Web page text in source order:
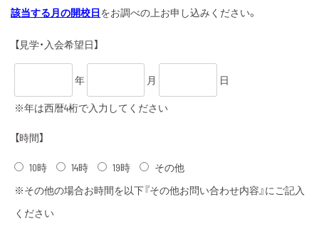
該当する月の開校日をお調べの上お申し込みください。
【見学・入会希望日】
年 月 日
※年は西暦4桁で入力してください
【時間】
10時 14時 19時
その他
※その他の場合お時間を以下『その他お問い合わせ内容』にご記入
ください